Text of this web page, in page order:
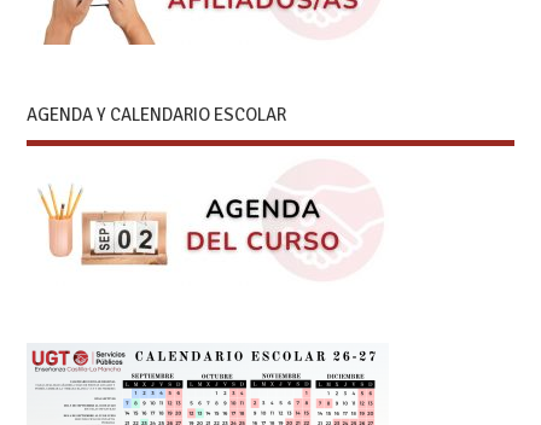
AGENDA Y CALENDARIO ESCOLAR